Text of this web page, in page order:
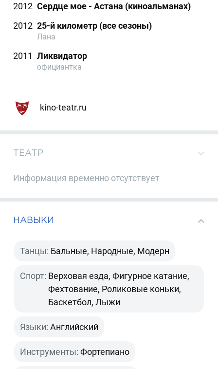
2012 Сердце мое - Астана (киноальманах)
2012 25-й километр (все сезоны)
Лана
2011 Ликвидатор
официантка
kino-teatr.ru
ТЕАТР
Информация временно отсутствует
НАВЫКИ
Танцы: Бальные, Народные, Модерн
Спорт: Верховая езда, Фигурное катание,
Фехтование, Роликовые коньки,
Баскетбол, Лыжи
Языки: Английский
Инструменты: Фортепиано